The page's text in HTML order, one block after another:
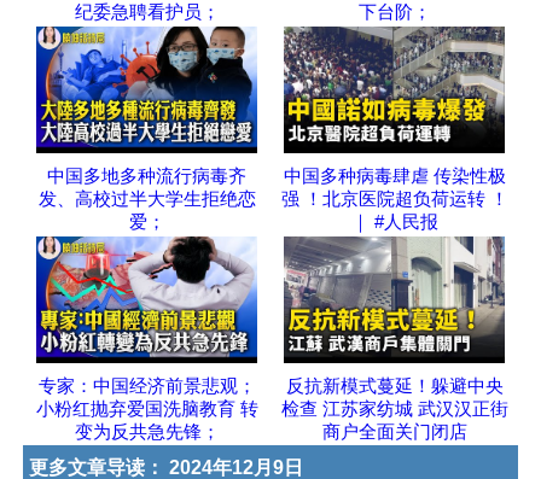
纪委急聘看护员；
下台阶；
中国多地多种流行病毒齐
发、高校过半大学生拒绝恋
爱；
中国多种病毒肆虐 传染性极
强 ！北京医院超负荷运转 ！
｜ #人民报
专家：中国经济前景悲观；
小粉红抛弃爱国洗脑教育 转
变为反共急先锋；
反抗新模式蔓延！躲避中央
检查 江苏家纺城 武汉汉正街
商户全面关门闭店
更多文章导读： 2024年12月9日